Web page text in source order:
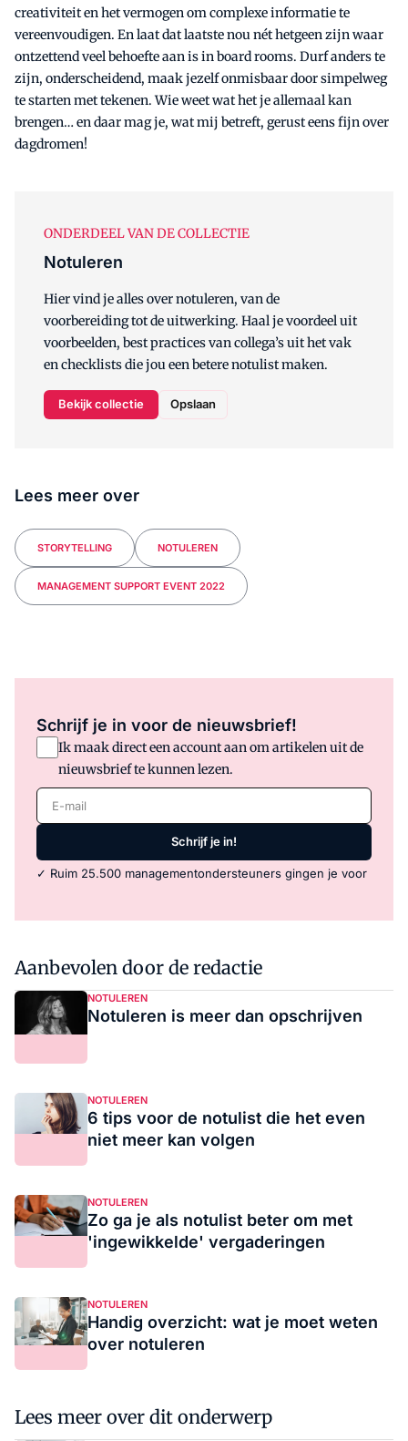
creativiteit en het vermogen om complexe informatie te
vereenvoudigen. En laat dat laatste nou nét hetgeen zijn waar
ontzettend veel behoefte aan is in board rooms. Durf anders te
zijn, onderscheidend, maak jezelf onmisbaar door simpelweg
te starten met tekenen. Wie weet wat het je allemaal kan
brengen… en daar mag je, wat mij betreft, gerust eens fijn over
dagdromen!
ONDERDEEL VAN DE COLLECTIE
Notuleren
Hier vind je alles over notuleren, van de
voorbereiding tot de uitwerking. Haal je voordeel uit
voorbeelden, best practices van collega’s uit het vak
en checklists die jou een betere notulist maken.
Bekijk collectie Opslaan
Lees meer over
STORYTELLING NOTULEREN
MANAGEMENT SUPPORT EVENT 2022
Schrijf je in voor de nieuwsbrief!
Ik maak direct een account aan om artikelen uit de
nieuwsbrief te kunnen lezen.
E-mail
Schrijf je in!
✓ Ruim 25.500 managementondersteuners gingen je voor
Aanbevolen door de redactie
NOTULEREN
Notuleren is meer dan opschrijven
NOTULEREN
6 tips voor de notulist die het even
niet meer kan volgen
NOTULEREN
Zo ga je als notulist beter om met
'ingewikkelde' vergaderingen
NOTULEREN
Handig overzicht: wat je moet weten
over notuleren
Lees meer over dit onderwerp